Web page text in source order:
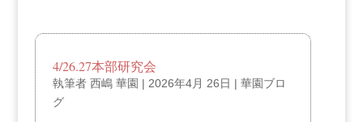
4/26.27本部研究会
執筆者 西嶋 華園 | 2026年4月 26日 | 華園ブロ
グ